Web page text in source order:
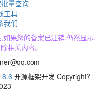
量查询
工具
我们
果您的备案已注销,仍然显示,
相关内容。
开源框架开发 Copyright?